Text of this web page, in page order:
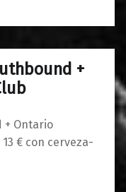
+
+ Ontario
€ con cerveza-